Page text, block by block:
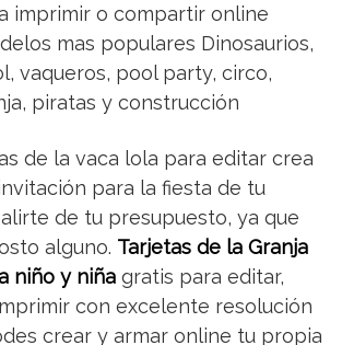
imprimir o compartir online
mas populares Dinosaurios,
vaqueros, pool party, circo,
piratas y construcción
de la vaca lola para editar crea
para la fiesta de tu
de tu presupuesto, ya que
alguno. Tarjetas de la Granja
niño y niña gratis para editar,
con excelente resolución
crear y armar online tu propia